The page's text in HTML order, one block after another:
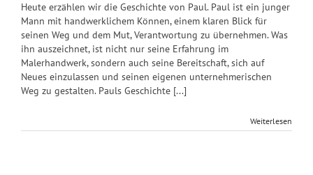
Heute erzählen wir die Geschichte von Paul. Paul ist ein junger
Mann mit handwerklichem Können, einem klaren Blick für
seinen Weg und dem Mut, Verantwortung zu übernehmen. Was
ihn auszeichnet, ist nicht nur seine Erfahrung im
Malerhandwerk, sondern auch seine Bereitschaft, sich auf
Neues einzulassen und seinen eigenen unternehmerischen
Weg zu gestalten. Pauls Geschichte [...]
Weiterlesen